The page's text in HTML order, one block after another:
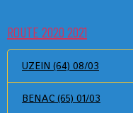
ROUTE 2020 2021
UZEIN (64) 08/03
BENAC (65) 01/03